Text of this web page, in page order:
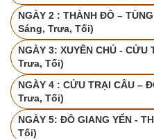
NGÀY 2 : THÀNH ĐÔ –
Sáng, Trưa, Tối)
NGÀY 3: XUYÊN CHỦ - CỬU
Trưa, Tối)
NGÀY 4 : CỬU TRẠI CÂU –
Trưa, Tối)
NGÀY 5: ĐÔ GIANG YỂN -
Tối)